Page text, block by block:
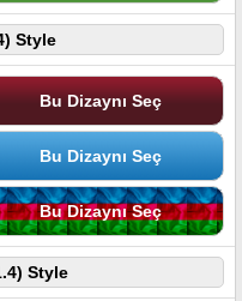
Style
Bu Dizaynı Seç
Bu Dizaynı Seç
Bu Dizaynı Seç
Style